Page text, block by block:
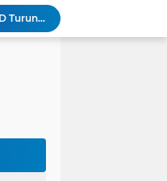
Heboh Beruang di KM 61, Kades Idawati Bersama Warga dan BPD Turun Langsung ke Lokasi
Jaya
26 Menit Tuntas! Damkar Sungai Bahar Evakuasi Ular di Halaman Rumah Warga